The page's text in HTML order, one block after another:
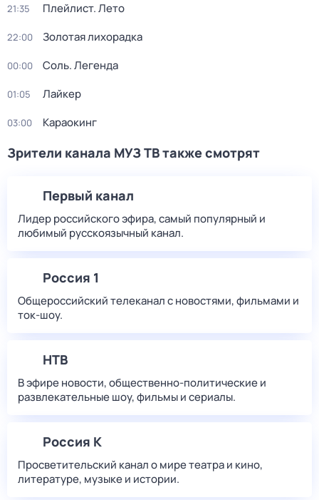
21:35 Плейлист. Лето
22:00 Золотая лихорадка
00:00 Соль. Легенда
01:05 Лайкер
03:00 Караокинг
Зрители канала МУЗ ТВ также смотрят
Первый канал
Лидер российского эфира, самый популярный и
любимый русскоязычный канал.
Россия 1
Общероссийский телеканал с новостями, фильмами и
ток-шоу.
НТВ
В эфире новости, общественно-политические и
развлекательные шоу, фильмы и сериалы.
Россия К
Просветительский канал о мире театра и кино,
литературе, музыке и истории.